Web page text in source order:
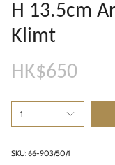
H 13.5cm
Klimt
HK$650
1
SKU: 66-903/50/1